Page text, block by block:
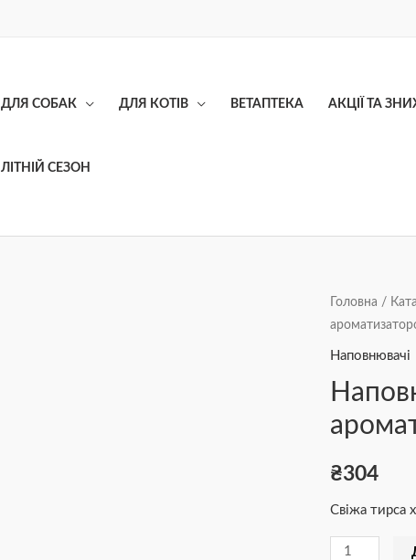
ДЛЯ СОБАК ДЛЯ КОТІВ ВЕТАПТЕКА АКЦІЇ ТА
ЛІТНІЙ СЕЗОН
Головна /
Наповнювачі
₴304
Свіжа тирса
Наповнювач
SuperCat
з
6+1кг
(зелений)